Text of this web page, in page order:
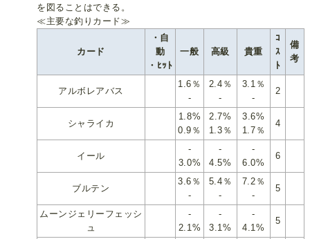
を図ることはできる。
≪主要な釣りカード≫
カード
・自
動
・ﾋｯﾄ
一般 高級 貴重
ｺ
ｽ
ﾄ
備
考
アルボレアバス
1.6％
-
2.4％
-
3.1％
-
2
シャライカ
1.8%
0.9％
2.7%
1.3％
3.6%
1.7％
4
イール
-
3.0%
-
4.5%
-
6.0%
6
ブルテン
3.6％
-
5.4％
-
7.2％
-
5
ムーンジェリーフェッシ
ュ
-
2.1%
-
3.1%
-
4.1%
5